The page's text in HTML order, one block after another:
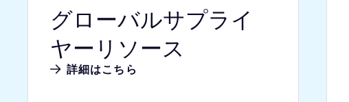
グローバルサプライ
ヤーリソース
詳細はこちら